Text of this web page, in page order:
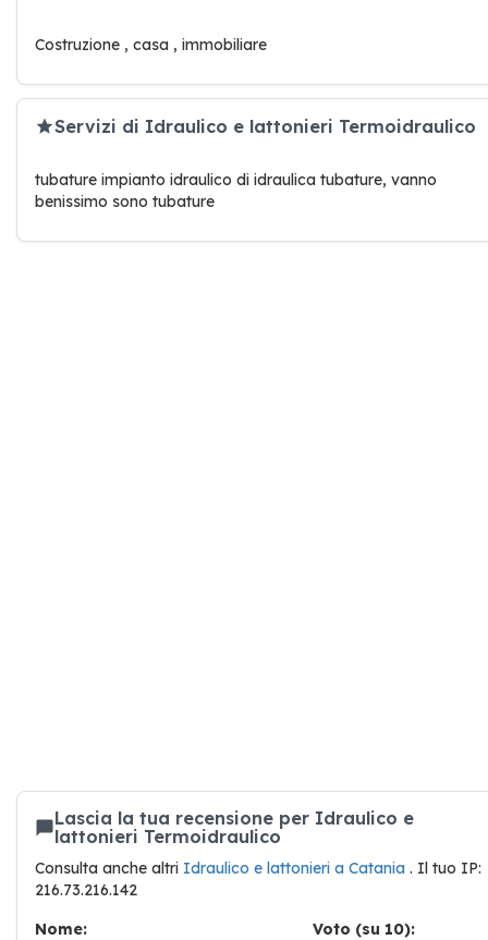
Costruzione , casa , immobiliare
Servizi di Idraulico e lattonieri Termoidraulico
tubature impianto idraulico di idraulica tubature, vanno
benissimo sono tubature
Lascia la tua recensione per Idraulico e
lattonieri Termoidraulico
Consulta anche altri Idraulico e lattonieri a Catania . Il tuo IP:
216.73.216.142
Nome:
Voto (su 10):